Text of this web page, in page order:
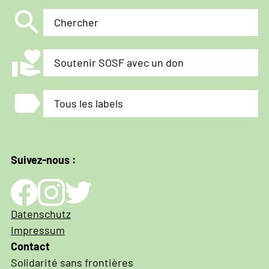
search Chercher
volunteer_activism Soutenir SOSF avec un don
label Tous les labels
Suivez-nous :
Impressum
und
Datenschutz
Datenschutz
Impressum
Contact
Solidarité sans frontières